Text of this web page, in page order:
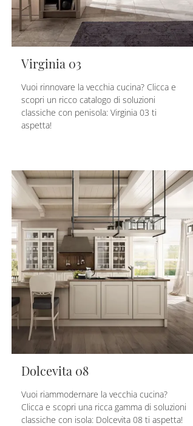
Virginia 03
Vuoi rinnovare la vecchia cucina? Clicca e
scopri un ricco catalogo di soluzioni
classiche con penisola: Virginia 03 ti
aspetta!
Dolcevita 08
Vuoi riammodernare la vecchia cucina?
Clicca e scopri una ricca gamma di soluzioni
classiche con isola: Dolcevita 08 ti aspetta!